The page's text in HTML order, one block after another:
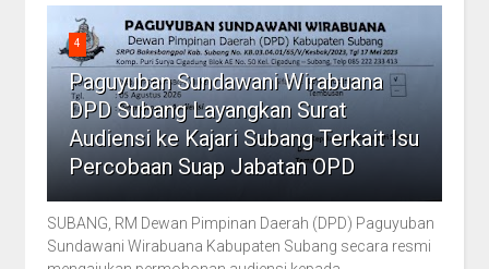
4
Paguyuban Sundawani Wirabuana
DPD Subang Layangkan Surat
Audiensi ke Kajari Subang Terkait Isu
Percobaan Suap Jabatan OPD
SUBANG, RM Dewan Pimpinan Daerah (DPD) Paguyuban
Sundawani Wirabuana Kabupaten Subang secara resmi